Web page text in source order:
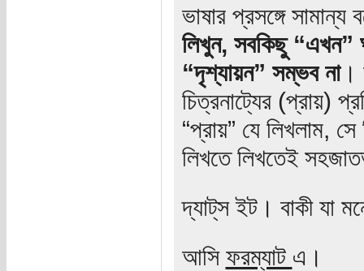
ভাষার প্রসঙ্গে
লিখুন, সবকিছু “এখন”
“দৃশ্যায়ন” সম্ভব না।
চিত্রনাট্যের (প্রায়)
“প্রায়” যে লিখলাম,
লিখতে লিখতেই
দ্যাট্‌স ইট। বাকী যা
আসি ফরম্যাট এ।